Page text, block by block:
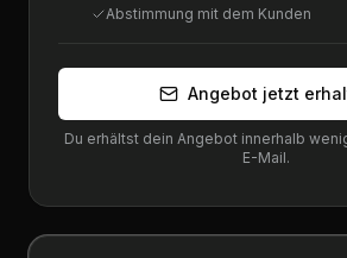
Abstimmung mit dem Kunden
Angebot jetzt
Du erhältst dein Angebot innerhalb
E-Mail.